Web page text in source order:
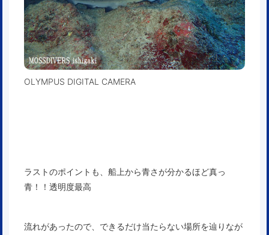
OLYMPUS DIGITAL CAMERA
ラストのポイントも、船上から青さが分かるほど真っ
青！！透明度最高
流れがあったので、できるだけ当たらない場所を辿りなが